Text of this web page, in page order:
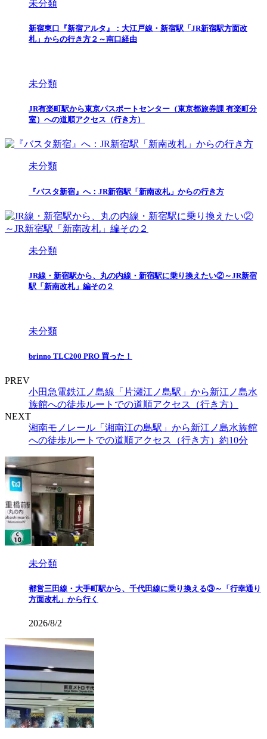
未分類
新宿東口『新宿アルタ』：大江戸線・新宿駅「JR新宿駅方面改
札」からの行き方２～南口経由
未分類
JR有楽町駅から東京パスポートセンター（東京都旅券課 有楽町分
室）への道順アクセス（行き方）
未分類
『バスタ新宿』へ：JR新宿駅「新南改札」からの行き方
未分類
JR線・新宿駅から、丸の内線・新宿駅に乗り換えたい②～JR新宿
駅「新南改札」編その２
未分類
brinno TLC200 PRO 買った！
PREV
小田急電鉄江ノ島線「片瀬江ノ島駅」から新江ノ島水
族館への徒歩ルートでの道順アクセス（行き方）
NEXT
湘南モノレール「湘南江の島駅」から新江ノ島水族館
への徒歩ルートでの道順アクセス（行き方）約10分
未分類
都営三田線・大手町駅から、千代田線に乗り換える③～「行幸通り
方面改札」から行く
2026/8/2